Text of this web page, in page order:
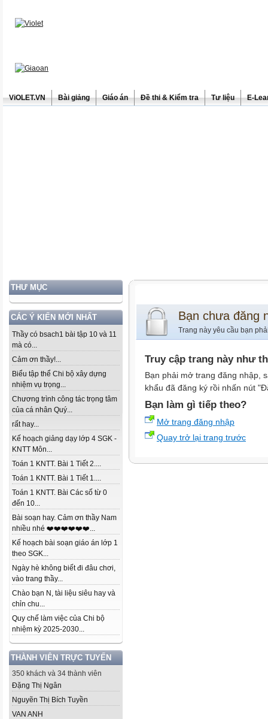
ViOLET.VN Bài giảng Giáo án Đề thi & Kiểm tra Tư liệu E-
THƯ MỤC
CÁC Ý KIẾN MỚI NHẤT
Thầy có bsach1 bài tập 10 và 11
mà có...
Cảm ơn thầy!...
Biểu tập thể Chi bộ xây dựng
nhiệm vụ trọng...
Chương trình công tác trọng tâm
của cá nhân Quý...
rất hay...
Kế hoạch giảng dạy lớp 4 SGK -
KNTT Môn...
Toán 1 KNTT. Bài 1 Tiết 2....
Toán 1 KNTT. Bài 1 Tiết 1....
Toán 1 KNTT. Bài Các số từ 0
đến 10...
Bài soạn hay. Cảm ơn thầy Nam
nhiều nhé ❤️❤️❤️❤️❤️❤️...
Kế hoạch bài soạn giáo án lớp 1
theo SGK...
Ngày hè không biết đi đâu chơi,
vào trang thầy...
Chào bạn N, tài liệu siêu hay và
chỉn chu...
Quy chế làm việc của Chi bộ
nhiệm kỳ 2025-2030...
THÀNH VIÊN TRỰC TUYẾN
350 khách và 34 thành viên
Đặng Thị Ngân
Nguyẽn Thị Bích Tuyền
VAN ANH
Bạn chưa đăng
Trang này yêu cầu bạn
Truy cập trang này như
Bạn phải mở trang đăng nhập,
khẩu đã đăng ký rồi nhấn nút
Bạn làm gì tiếp theo?
Mở trang đăng nhập
Quay trở lại trang trước